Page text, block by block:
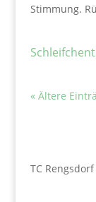
Stimmung.
« Ältere
TC Rengsdorf